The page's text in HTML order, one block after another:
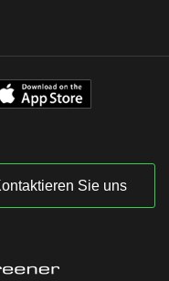
Sie uns